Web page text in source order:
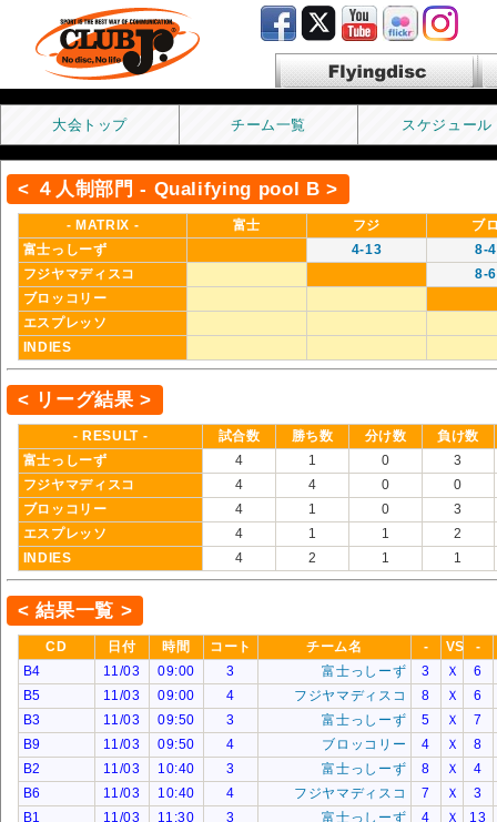
ク
大会トップ チーム一覧 スケジュール
< ４人制部門 - Qualifying pool B >
- MATRIX - 富士 フジ
ブ
富士っしーず
4-13
8-4
フジヤマディスコ
8-6
ブロッコリー
エスプレッソ
INDIES
< リーグ結果 >
- RESULT - 試合数 勝ち数 分け数
負け数
富士っしーず
4 1 0
3
フジヤマディスコ
4 4 0
0
ブロッコリー
4 1 0
3
エスプレッソ
4 1 1
2
INDIES
4 2 1 1
< 結果一覧 >
CD 日付 時間 コート チーム名 - VS
-
B4
11/03 09:00 3 富士っしーず 3 Ｘ
6
B5
11/03 09:00 4 フジヤマディスコ 8 Ｘ
6
B3
11/03 09:50 3 富士っしーず 5 Ｘ
7
B9
11/03 09:50 4 ブロッコリー 4 Ｘ
8
B2
11/03 10:40 3 富士っしーず 8 Ｘ
4
B6
11/03 10:40 4 フジヤマディスコ 7 Ｘ
3
B1
11/03 11:30 3 富士っしーず 4 Ｘ
13